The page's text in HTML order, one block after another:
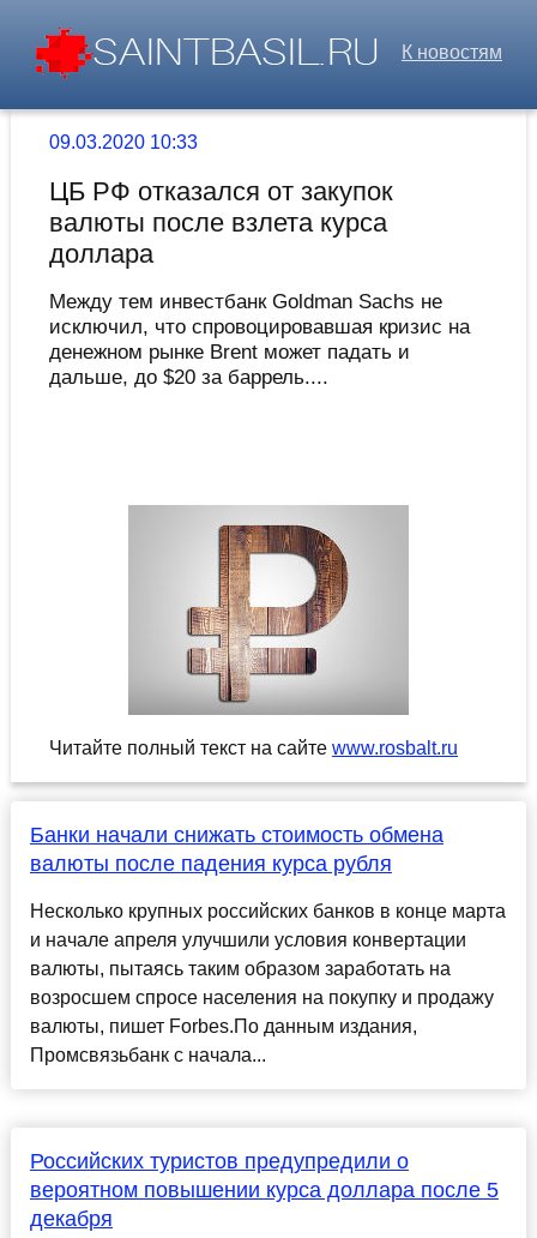
К новостям
09.03.2020 10:33
ЦБ РФ отказался от закупок
валюты после взлета курса
доллара
Между тем инвестбанк Goldman Sachs не
исключил, что спровоцировавшая кризис на
денежном рынке Brent может падать и
дальше, до $20 за баррель....
Читайте полный текст на сайте www.rosbalt.ru
Банки начали снижать стоимость обмена
валюты после падения курса рубля
Несколько крупных российских банков в конце марта
и начале апреля улучшили условия конвертации
валюты, пытаясь таким образом заработать на
возросшем спросе населения на покупку и продажу
валюты, пишет Forbes.По данным издания,
Промсвязьбанк с начала...
Российских туристов предупредили о
вероятном повышении курса доллара после 5
декабря